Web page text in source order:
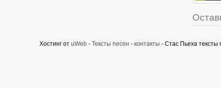
Хостинг от uWeb - Тексты песен - контакты - Стас Пьеха тексты